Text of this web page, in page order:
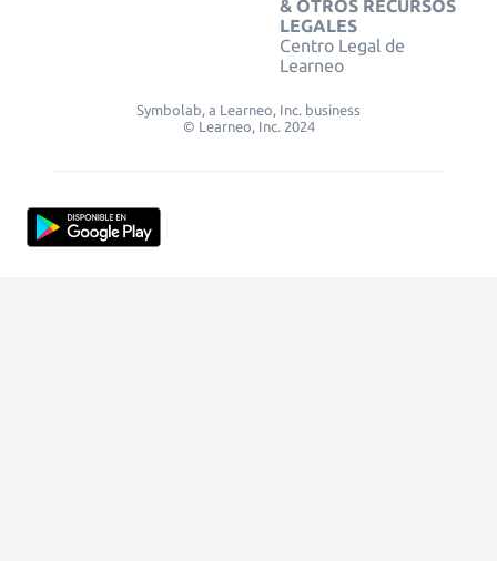
& OTROS RECURSOS
LEGALES
Centro Legal de
Learneo
Symbolab, a Learneo, Inc. business
© Learneo, Inc. 2024